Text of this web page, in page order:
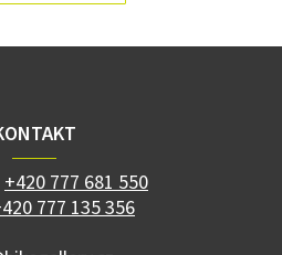
+420 777 681 550
777 135 356